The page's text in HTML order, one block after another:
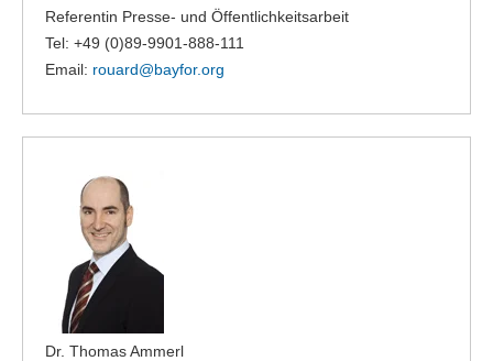
Referentin Presse- und Öffentlichkeitsarbeit
Tel: +49 (0)89-9901-888-111
Email: rouard@bayfor.org
Dr. Thomas Ammerl